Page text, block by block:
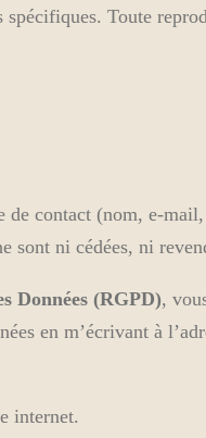
spécifiques. Toute
contact (nom, e-mail,
sont ni cédées, ni
Données (RGPD),
en m’écrivant à
internet.